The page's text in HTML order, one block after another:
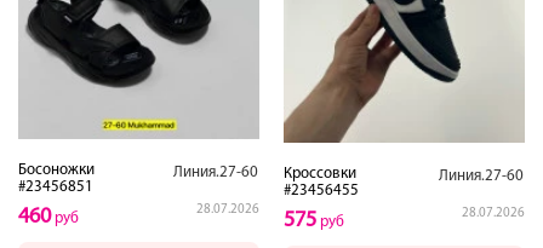
Босоножки
#23456851
Линия.27-60
28.07.2026
460руб
Кроссовки
#23456455
Линия.27-60
28.07.2026
575 руб